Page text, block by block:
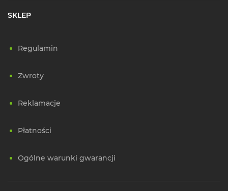
SKLEP
Regulamin
Zwroty
Reklamacje
Płatności
Ogólne warunki gwarancji